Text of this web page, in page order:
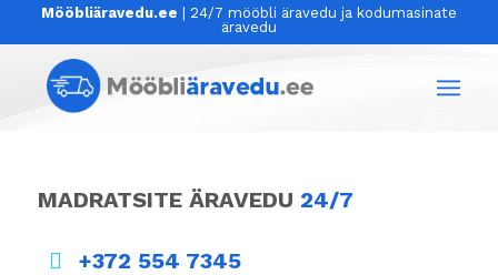
Mööbliäravedu.ee | 24/7 mööbli äravedu ja kodumasinate
äravedu
MADRATSITE ÄRAVEDU 24/7
+372 554 7345